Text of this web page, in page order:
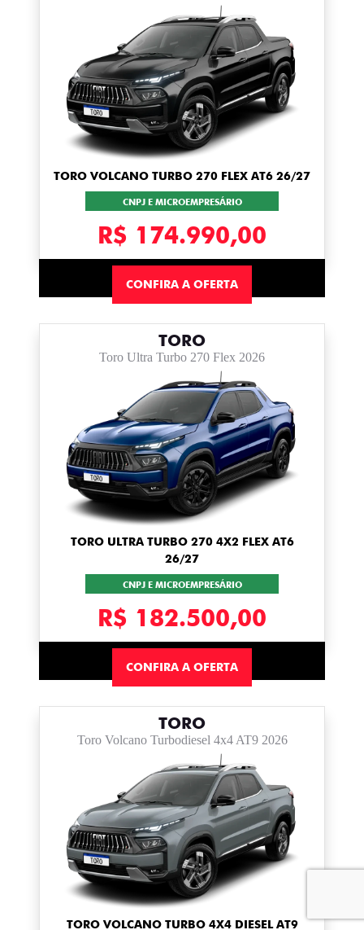
TORO VOLCANO TURBO 270 FLEX AT6 26/27
CNPJ E MICROEMPRESÁRIO
R$ 174.990,00
CONFIRA A OFERTA
TORO
Toro Ultra Turbo 270 Flex 2026
TORO ULTRA TURBO 270 4X2 FLEX AT6
26/27
CNPJ E MICROEMPRESÁRIO
R$ 182.500,00
CONFIRA A OFERTA
TORO
Toro Volcano Turbodiesel 4x4 AT9 2026
TORO VOLCANO TURBO 4X4 DIESEL AT9